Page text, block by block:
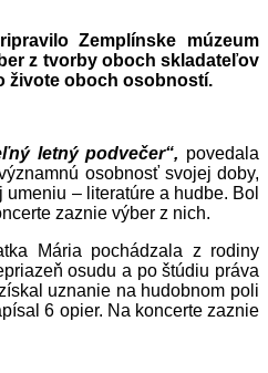
Zemplínske múzeum
z tvorby oboch skladateľov
živote oboch osobností.
letný podvečer“, povedala
osobnosť svojej doby,
– literatúre a hudbe. Bol
zaznie výber z nich.
Mária pochádzala z rodiny
osudu a po štúdiu práva
uznanie na hudobnom poli
6 opier. Na koncerte zaznie